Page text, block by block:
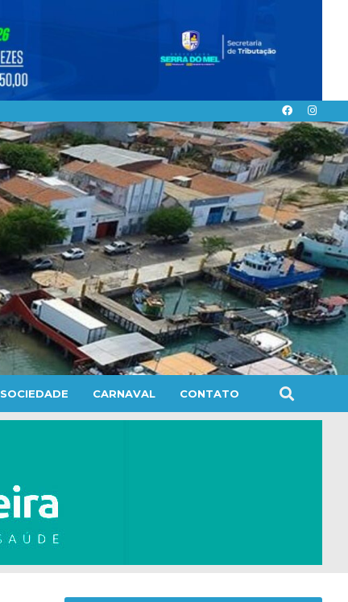
SOCIEDADE CARNAVAL CONTATO